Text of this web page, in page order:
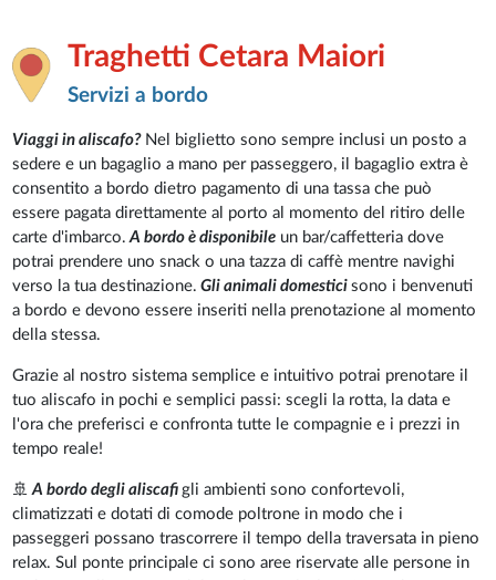
Traghetti Cetara Maiori
Servizi a bordo
Viaggi in aliscafo?Nel biglietto sono sempre inclusi un posto a
sedere e un bagaglio a mano per passeggero, il bagaglio extra è
consentito a bordo dietro pagamento di una tassa che può
essere pagata direttamente al porto al momento del ritiro delle
carte d'imbarco. A bordo è disponibile un bar/caffetteria dove
potrai prendere uno snack o una tazza di caffè mentre navighi
verso la tua destinazione. Gli animali domesticisono i benvenuti
a bordo e devono essere inseriti nella prenotazione al momento
della stessa.
Grazie al nostro sistema semplice e intuitivo potrai prenotare il
tuo aliscafo in pochi e semplici passi: scegli la rotta, la data e
l'ora che preferisci e confronta tutte le compagnie e i prezzi in
tempo reale!
🚢 A bordo degli aliscafigli ambienti sono confortevoli,
climatizzati e dotati di comode poltrone in modo che i
passeggeri possano trascorrere il tempo della traversata in pieno
relax. Sul ponte principale ci sono aree riservate alle persone in